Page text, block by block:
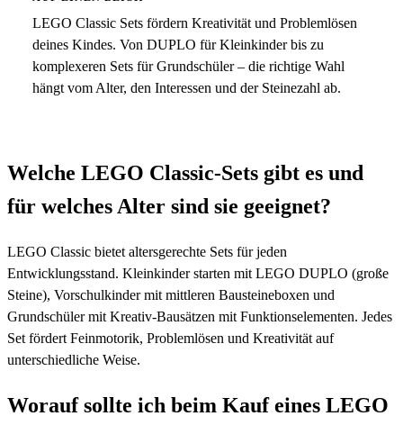
LEGO Classic Sets fördern Kreativität und Problemlösen
deines Kindes. Von DUPLO für Kleinkinder bis zu
komplexeren Sets für Grundschüler – die richtige Wahl
hängt vom Alter, den Interessen und der Steinezahl ab.
Welche LEGO Classic-Sets gibt es und
für welches Alter sind sie geeignet?
LEGO Classic bietet altersgerechte Sets für jeden
Entwicklungsstand. Kleinkinder starten mit LEGO DUPLO (große
Steine), Vorschulkinder mit mittleren Bausteineboxen und
Grundschüler mit Kreativ-Bausätzen mit Funktionselementen. Jedes
Set fördert Feinmotorik, Problemlösen und Kreativität auf
unterschiedliche Weise.
Worauf sollte ich beim Kauf eines LEGO